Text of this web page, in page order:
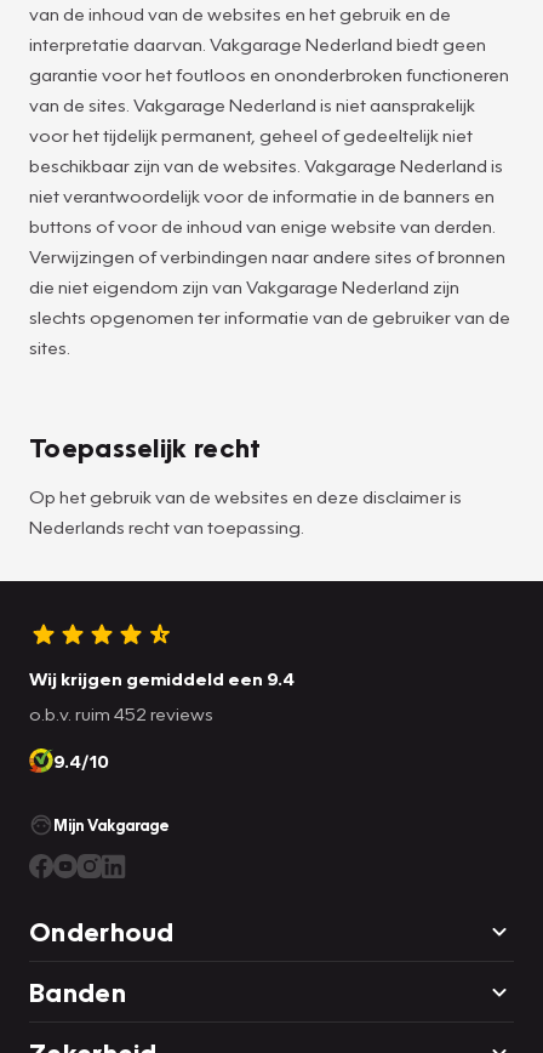
van de inhoud van de websites en het gebruik en de
interpretatie daarvan. Vakgarage Nederland biedt geen
garantie voor het foutloos en ononderbroken functioneren
van de sites. Vakgarage Nederland is niet aansprakelijk
voor het tijdelijk permanent, geheel of gedeeltelijk niet
beschikbaar zijn van de websites. Vakgarage Nederland is
niet verantwoordelijk voor de informatie in de banners en
buttons of voor de inhoud van enige website van derden.
Verwijzingen of verbindingen naar andere sites of bronnen
die niet eigendom zijn van Vakgarage Nederland zijn
slechts opgenomen ter informatie van de gebruiker van de
sites.
Toepasselijk recht
Op het gebruik van de websites en deze disclaimer is
Nederlands recht van toepassing.
Wij krijgen gemiddeld een 9.4
o.b.v. ruim 452 reviews
9.4/10
Mijn Vakgarage
Onderhoud
Banden